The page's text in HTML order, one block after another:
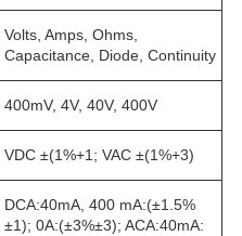
Volts, Amps, Ohms,
Capacitance, Diode, Continuity
400mV, 4V, 40V, 400V
VDC ±(1%+1; VAC ±(1%+3)
DCA:40mA, 400 mA:(±1.5%
±1); 0A:(±3%±3); ACA:40mA: